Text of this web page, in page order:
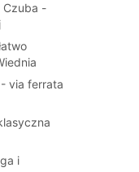
Czuba -
via ferrata
i